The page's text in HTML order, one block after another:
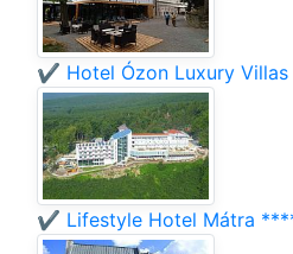
✔️ Hotel Ózon Luxury
✔️ Lifestyle Hotel Mátra